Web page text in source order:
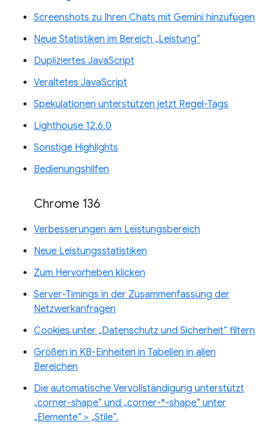
Screenshots zu Ihren Chats mit Gemini hinzufügen
Neue Statistiken im Bereich „Leistung“
Dupliziertes JavaScript
Veraltetes JavaScript
Spekulationen unterstützen jetzt Regel-Tags
Lighthouse 12.6.0
Sonstige Highlights
Bedienungshilfen
Chrome 136
Verbesserungen am Leistungsbereich
Neue Leistungsstatistiken
Zum Hervorheben klicken
Server-Timings in der Zusammenfassung der
Netzwerkanfragen
Cookies unter „Datenschutz und Sicherheit“ filtern
Größen in KB-Einheiten in Tabellen in allen
Bereichen
Die automatische Vervollständigung unterstützt
„corner-shape“ und „corner-*-shape“ unter
„Elemente“ > „Stile“.